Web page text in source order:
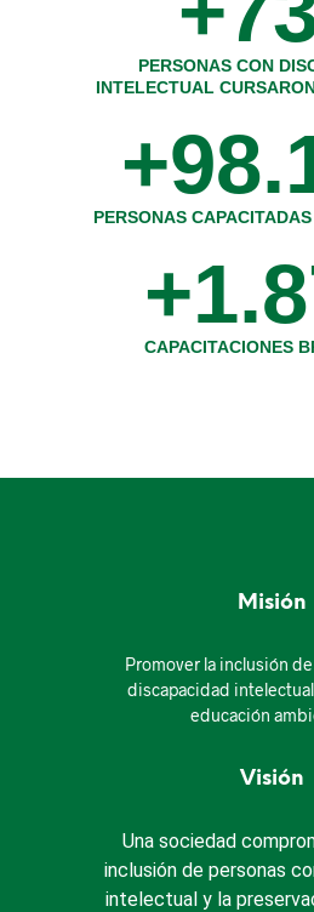
PERSONAS CON
INTELECTUAL
PERSONAS
+
CAPACITACIONES
+
Misión
Promover la inclusión
discapacidad
educación
Visión
Una sociedad
inclusión de personas
intelectual y la